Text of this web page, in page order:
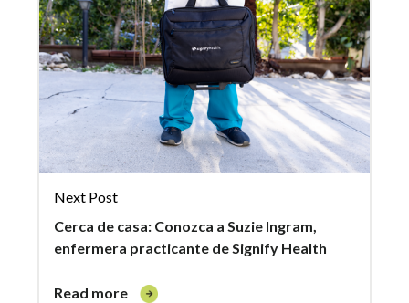
Next Post
Cerca de casa: Conozca a Suzie Ingram,
enfermera practicante de Signify Health
read more